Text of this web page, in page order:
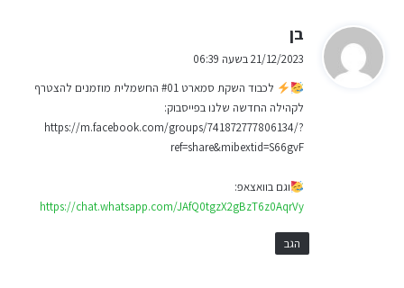
בן
ב
21/12/2023 בשעה 06:39
לכבוד השקת סמארט #01 החשמלית מוזמנים להצטרף
לקהילה החדשה שלנו בפייסבוק:
⁨https://m.facebook.com/groups/741872777806134/?
ref=share&mibextid=S66gvF
וגם בוואצאפ:
https://chat.whatsapp.com/JAfQ0tgzX2gBzT6z0AqrVy
הגב